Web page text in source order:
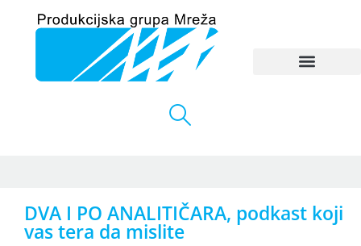
DVA I PO ANALITIČARA, podkast koji
vas tera da mislite